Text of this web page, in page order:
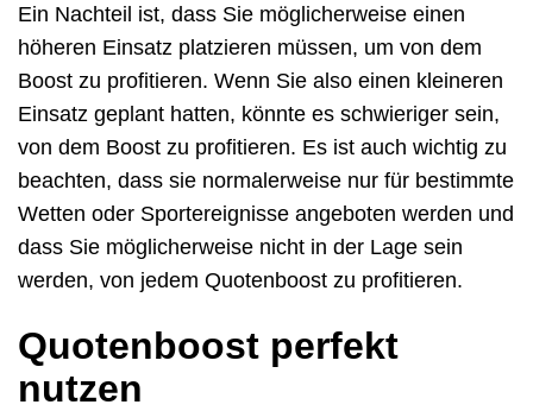
Ein Nachteil ist, dass Sie möglicherweise einen
höheren Einsatz platzieren müssen, um von dem
Boost zu profitieren. Wenn Sie also einen kleineren
Einsatz geplant hatten, könnte es schwieriger sein,
von dem Boost zu profitieren. Es ist auch wichtig zu
beachten, dass sie normalerweise nur für bestimmte
Wetten oder Sportereignisse angeboten werden und
dass Sie möglicherweise nicht in der Lage sein
werden, von jedem Quotenboost zu profitieren.
Quotenboost perfekt
nutzen